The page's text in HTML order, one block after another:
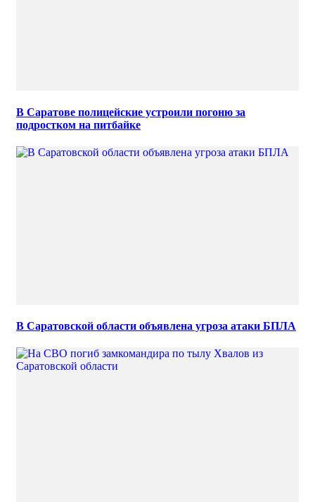
В Саратове полицейские устроили погоню за
подростком на питбайке
В Саратовской области объявлена угроза атаки БПЛА